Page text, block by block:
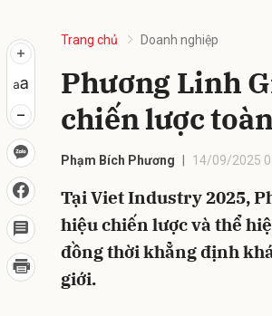
Trang chủ Doanh nghiệp
Phương Linh
chiến lược
Phạm Bích Phương 14/09/2025
Tại Viet Industry 2025,
hiệu chiến lược và thể
đồng thời khẳng định
giới.